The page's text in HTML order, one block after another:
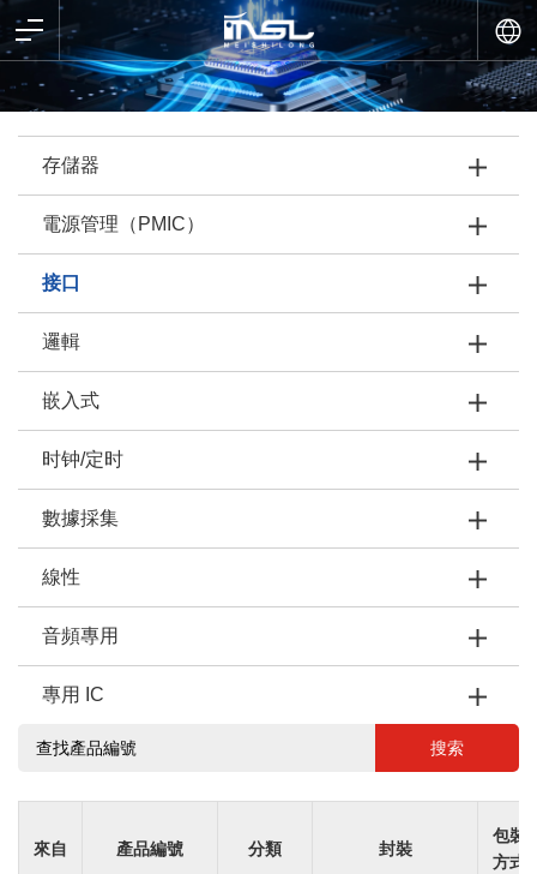
存儲器
電源管理（PMIC）
接口
邏輯
嵌入式
时钟/定时
數據採集
線性
音頻專用
專用 IC
搜索
來自 產品編號 分類 封裝
包裝
方式